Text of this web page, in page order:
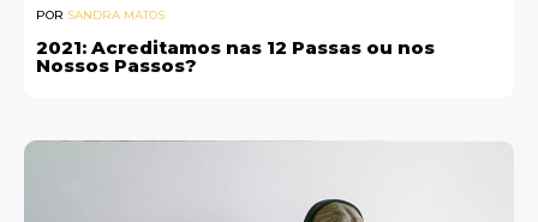
POR SANDRA MATOS
2021: Acreditamos nas 12 Passas ou nos
Nossos Passos?